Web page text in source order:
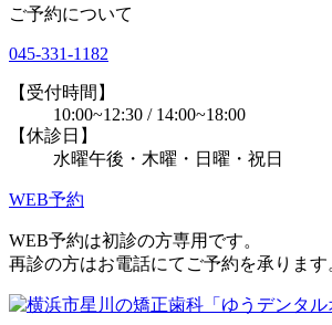
ご予約について
045-331-1182
【受付時間】
10:00~12:30 / 14:00~18:00
【休診日】
水曜午後・木曜・日曜・祝日
WEB予約
WEB予約は初診の方専用です。
再診の方はお電話にてご予約を承ります